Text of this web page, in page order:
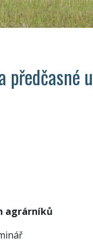
předčasné
agrárníků